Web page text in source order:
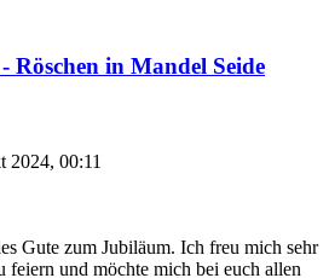
Röschen in Mandel Seide
2024, 00:11
Gute zum Jubiläum. Ich freu mich sehr
feiern und möchte mich bei euch allen